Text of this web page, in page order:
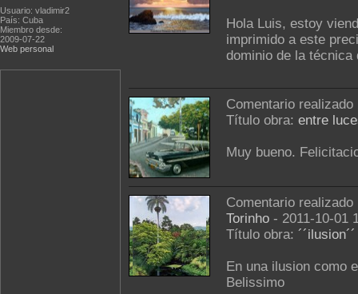
Usuario: vladimir2
País: Cuba
Miembro desde:
2009-07-22
Web personal
Hola Luis, estoy
imprimido a este
dominio de la técnica
Comentario
Título obra: entre
Muy bueno.
Comentario
Torinho - 2011-10-01
Título obra: ´´ilusion´´
En una ilusion como
Belissimo